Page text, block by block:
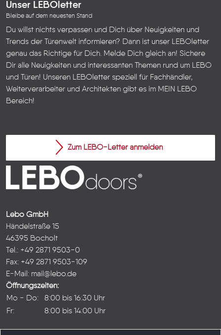
Unser LEBOletter
Bleibe auf dem neuesten Stand
Du willst nichts verpassen und Dich über Neuigkeiten und
Trends der Türenwelt informieren? Dann ist unser LEBOletter
genau das Richtige für Dich. Melde Dich gleich an! Sichere
Dir alle Neuigkeiten und interessanten Themen rund um LEBO
und Türen! Unseren LEBOletter speziell für Fachhändler,
Weiterverarbeiter und Architekten gibt es im MEIN LEBO
Bereich!
Zum LEBO-Letter anmelden
Lebo GmbH
Händelstraße 15
46395 Bocholt
Tel.: +49 2871 9503-0
Fax: +49 2871 9503-109
E-Mail: mail@lebo.de
Öffnungszeiten:
Mo - Do:
8:00 bis 16:30 Uhr
Fr:
8:00 bis 14:00 Uhr